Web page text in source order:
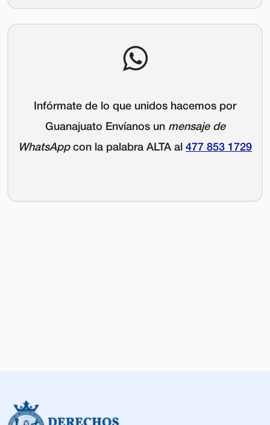
Infórmate de lo que unidos hacemos por
Guanajuato Envíanos un mensaje de
WhatsAppcon la palabra ALTA al 477 853 1729